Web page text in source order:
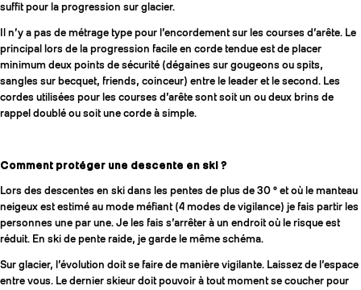
suffit pour la progression sur glacier.
Il n’y a pas de métrage type pour l’encordement sur les courses d’arête. Le
principal lors de la progression facile en corde tendue est de placer
minimum deux points de sécurité (dégaines sur gougeons ou spits,
sangles sur becquet, friends, coinceur) entre le leader et le second. Les
cordes utilisées pour les courses d’arête sont soit un ou deux brins de
rappel doublé ou soit une corde à simple.
Comment protéger une descente en ski ?
Lors des descentes en ski dans les pentes de plus de 30 ° et où le manteau
neigeux est estimé au mode méfiant (4 modes de vigilance) je fais partir les
personnes une par une. Je les fais s’arrêter à un endroit où le risque est
réduit. En ski de pente raide, je garde le même schéma.
Sur glacier, l’évolution doit se faire de manière vigilante. Laissez de l’espace
entre vous. Le dernier skieur doit pouvoir à tout moment se coucher pour